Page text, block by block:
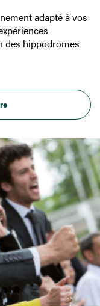
adapté à vos
des hippodromes